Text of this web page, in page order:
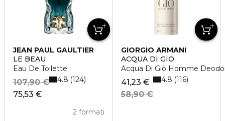
JEAN PAUL GAULTIER
LE BEAU
Eau De Toilette
75,53 €
107,90 €
2 formati
4.8 124
GIORGIO ARMANI
ACQUA DI GIÒ
Acqua Di Giò Homme
41,23 €
58,90 €
4.8 116